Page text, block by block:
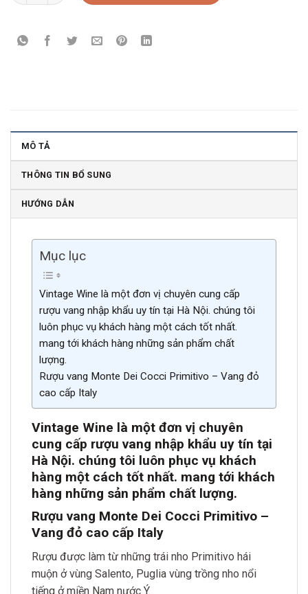
MÔ TẢ
THÔNG TIN BỔ SUNG
HƯỚNG DẪN
Mục lục
Vintage Wine là một đơn vị chuyên cung cấp
rượu vang nhập khẩu uy tín tại Hà Nội. chúng tôi
luôn phục vụ khách hàng một cách tốt nhất.
mang tới khách hàng những sản phẩm chất
lượng.
Rượu vang Monte Dei Cocci Primitivo – Vang đỏ
cao cấp Italy
Vintage Wine là một đơn vị chuyên
cung cấp rượu vang nhập khẩu uy tín tại
Hà Nội. chúng tôi luôn phục vụ khách
hàng một cách tốt nhất. mang tới khách
hàng những sản phẩm chất lượng.
Rượu vang Monte Dei Cocci Primitivo –
Vang đỏ cao cấp Italy
Rượu được làm từ những trái nho Primitivo hái
muộn ở vùng Salento, Puglia vùng trồng nho nổi
tiếng ở miền Nam nước Ý.